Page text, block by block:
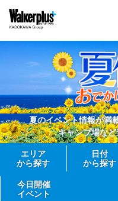
夏のイベント情報が満
キャンプ場な
エリア
から探す
日付
から探す
今日開催
イベント